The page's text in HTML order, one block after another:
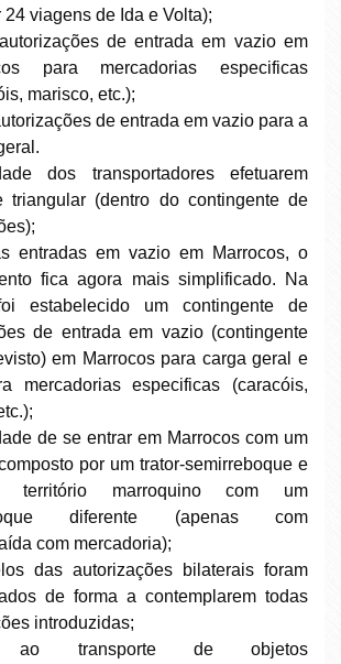
24 viagens de Ida e Volta);
de entrada em vazio em
para mercadorias especificas
marisco, etc.);
de entrada em vazio para a
dos transportadores efetuarem
triangular (dentro do contingente de
entradas em vazio em Marrocos, o
fica agora mais simplificado. Na
estabelecido um contingente de
de entrada em vazio (contingente
em Marrocos para carga geral e
mercadorias especificas (caracóis,
de se entrar em Marrocos com um
por um trator-semirreboque e
marroquino com um
diferente (apenas com
com mercadoria);
das autorizações bilaterais foram
de forma a contemplarem todas
introduzidas;
ao transporte de objetos